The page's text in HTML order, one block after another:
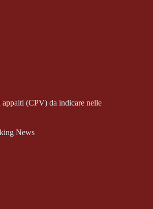
(CPV) da indicare nelle
News